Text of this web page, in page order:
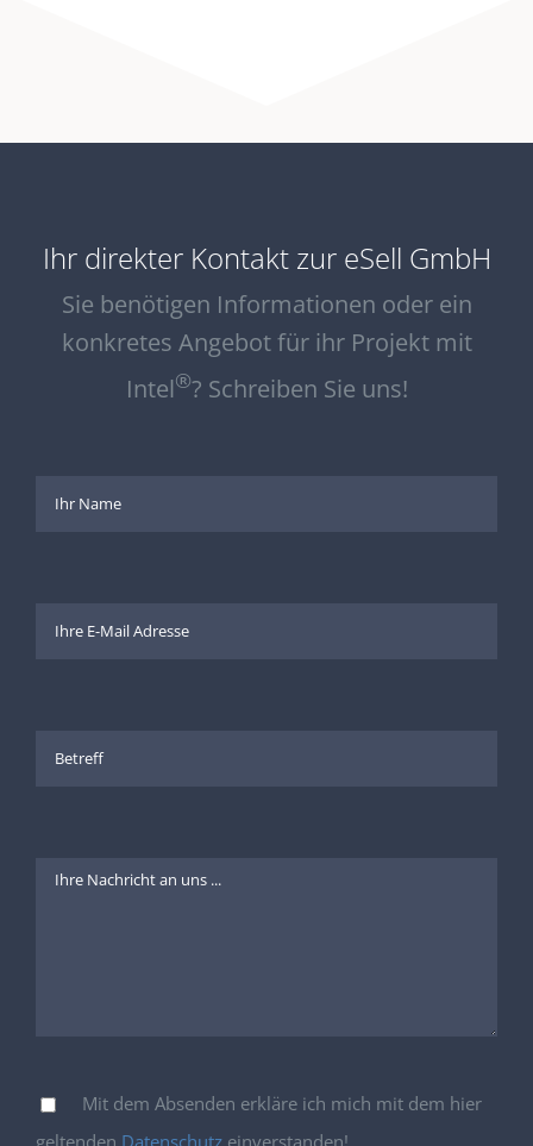
Ihr direkter Kontakt zur eSell GmbH
Sie benötigen Informationen oder ein
konkretes Angebot für ihr Projekt mit
Intel®? Schreiben Sie uns!
Mit dem Absenden erkläre ich mich mit dem hier
geltenden Datenschutz einverstanden!